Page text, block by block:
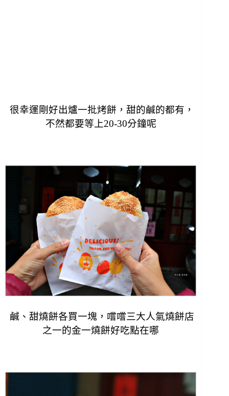
很幸運剛好出爐一批烤餅，甜的鹹的都有，
不然都要等上20-30分鐘呢
鹹、甜燒餅各買一塊，嚐嚐三大人氣燒餅店
之一的金一燒餅好吃點在哪